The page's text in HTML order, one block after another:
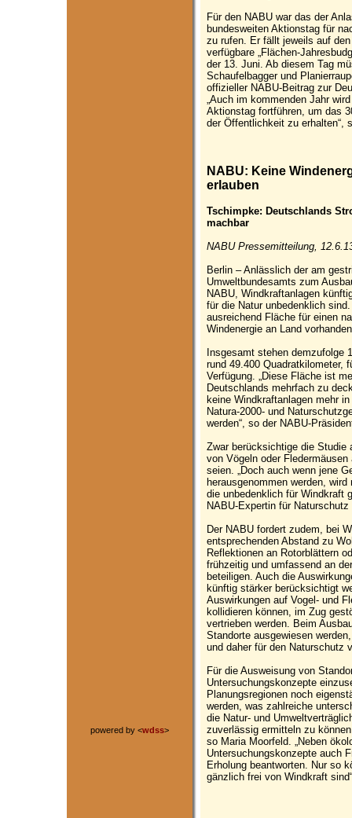
powered by <wdss>
Für den NABU war das der
bundesweiten Aktionstag für
zu rufen. Er fällt jeweils auf
verfügbare „Flächen-
der 13. Juni. Ab diesem Tag
Schaufelbagger und
offizieller NABU-Beitrag zur
„Auch im kommenden Jahr
Aktionstag fortführen, um das
der Öffentlichkeit zu erhalten“,
NABU: Keine
erlauben
Tschimpke: Deutschlands
machbar
NABU Pressemitteilung,
Berlin – Anlässlich der am
Umweltbundesamts zum
NABU, Windkraftanlagen
für die Natur unbedenklich
ausreichend Fläche für einen
Windenergie an Land
Insgesamt stehen demzufolge
rund 49.400 Quadratkilometer,
Verfügung. „Diese Fläche ist
Deutschlands mehrfach zu
keine Windkraftanlagen mehr
Natura-2000- und
werden“, so der NABU-
Zwar berücksichtige die
von Vögeln oder
seien. „Doch auch wenn jene
herausgenommen werden,
die unbedenklich für Windkraft
NABU-Expertin für
Der NABU fordert zudem, bei
entsprechenden Abstand zu
Reflektionen an Rotorblättern
frühzeitig und umfassend an
beteiligen. Auch die
künftig stärker berücksichtigt
Auswirkungen auf Vogel- und
kollidieren können, im Zug
vertrieben werden. Beim
Standorte ausgewiesen
und daher für den Naturschutz
Für die Ausweisung von
Untersuchungskonzepte
Planungsregionen noch
werden, was zahlreiche
die Natur- und
zuverlässig ermitteln zu
so Maria Moorfeld. „Neben
Untersuchungskonzepte auch
Erholung beantworten. Nur so
gänzlich frei von Windkraft